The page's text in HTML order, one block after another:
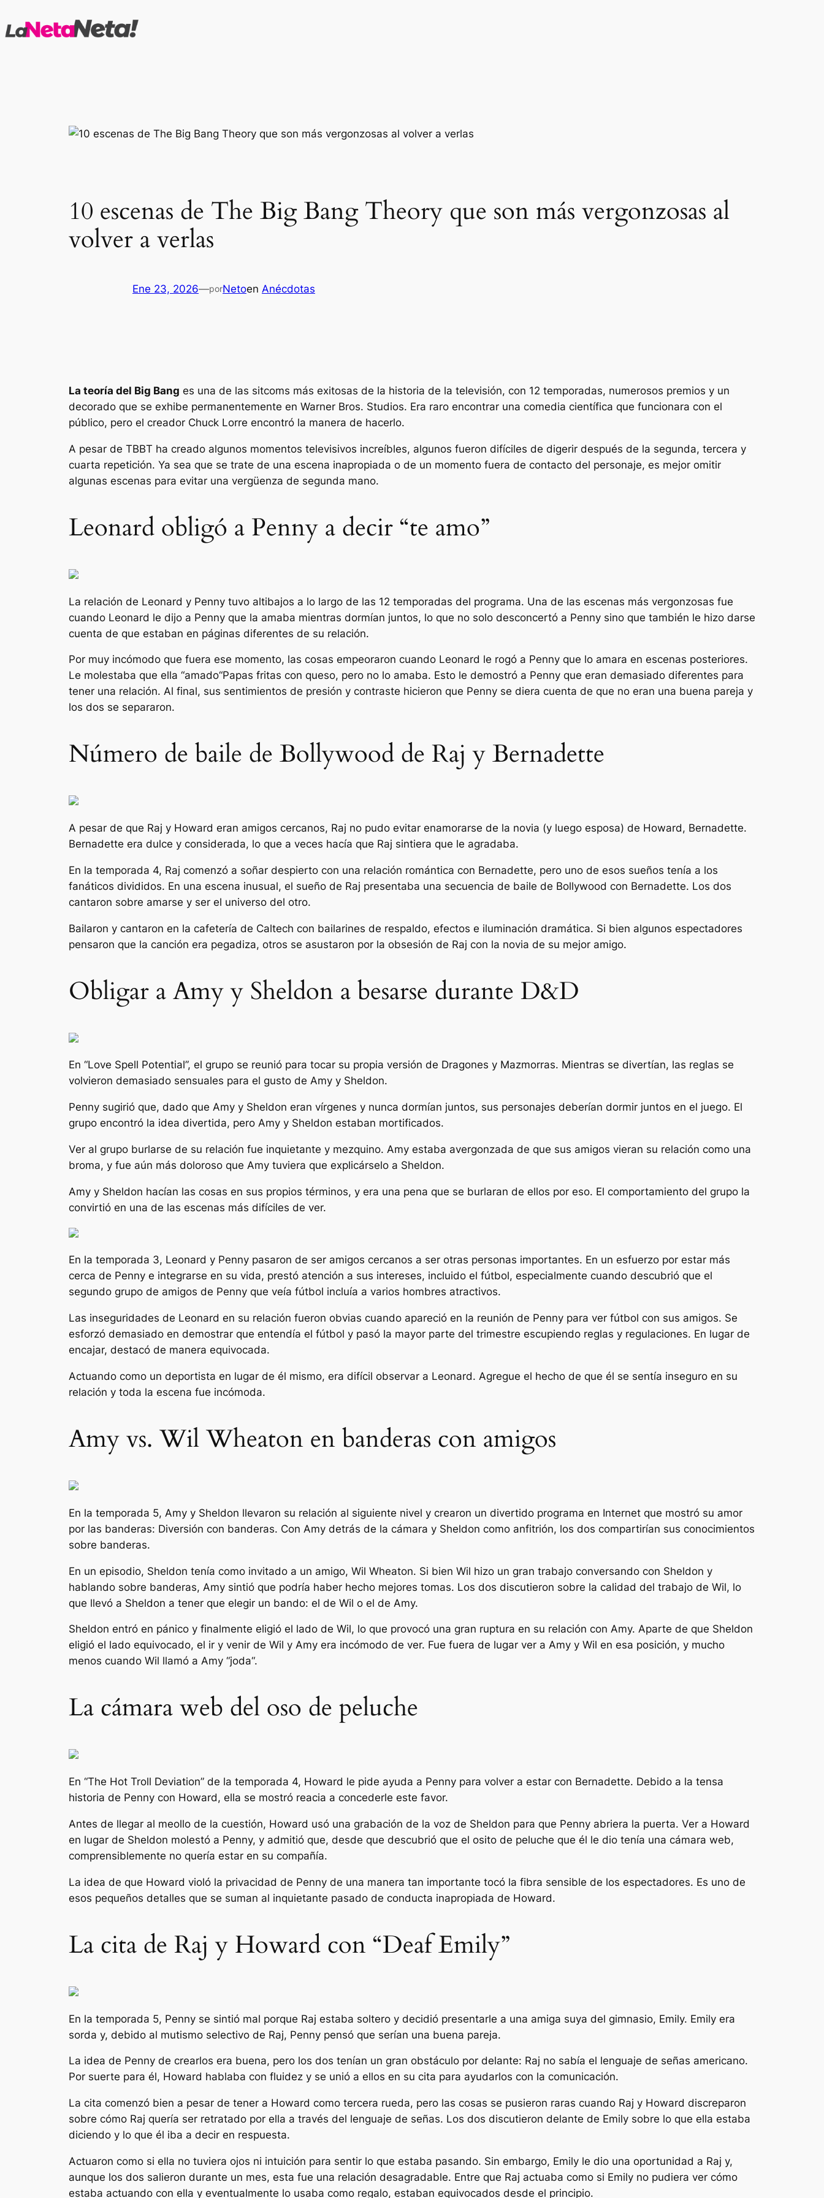
al
10 escenas de The Big Bang Theory que son más vergonzosas al
volver a verlas
Ene 23, 2026—porNetoen Anécdotas
La teoría del Big Bang es una de las sitcoms más exitosas de la historia de la televisión, con 12 temporadas, numerosos premios y un
decorado que se exhibe permanentemente en Warner Bros. Studios. Era raro encontrar una comedia científica que funcionara con el
público, pero el creador Chuck Lorre encontró la manera de hacerlo.
A pesar de TBBT ha creado algunos momentos televisivos increíbles, algunos fueron difíciles de digerir después de la segunda, tercera y
cuarta repetición. Ya sea que se trate de una escena inapropiada o de un momento fuera de contacto del personaje, es mejor omitir
algunas escenas para evitar una vergüenza de segunda mano.
Leonard obligó a Penny a decir “te amo”
La relación de Leonard y Penny tuvo altibajos a lo largo de las 12 temporadas del programa. Una de las escenas más vergonzosas fue
cuando Leonard le dijo a Penny que la amaba mientras dormían juntos, lo que no solo desconcertó a Penny sino que también le hizo darse
cuenta de que estaban en páginas diferentes de su relación.
Por muy incómodo que fuera ese momento, las cosas empeoraron cuando Leonard le rogó a Penny que lo amara en escenas posteriores.
Le molestaba que ella “amado“Papas fritas con queso, pero no lo amaba. Esto le demostró a Penny que eran demasiado diferentes para
tener una relación. Al final, sus sentimientos de presión y contraste hicieron que Penny se diera cuenta de que no eran una buena pareja y
los dos se separaron.
Número de baile de Bollywood de Raj y Bernadette
A pesar de que Raj y Howard eran amigos cercanos, Raj no pudo evitar enamorarse de la novia (y luego esposa) de Howard, Bernadette.
Bernadette era dulce y considerada, lo que a veces hacía que Raj sintiera que le agradaba.
En la temporada 4, Raj comenzó a soñar despierto con una relación romántica con Bernadette, pero uno de esos sueños tenía a los
fanáticos divididos. En una escena inusual, el sueño de Raj presentaba una secuencia de baile de Bollywood con Bernadette. Los dos
cantaron sobre amarse y ser el universo del otro.
Bailaron y cantaron en la cafetería de Caltech con bailarines de respaldo, efectos e iluminación dramática. Si bien algunos espectadores
pensaron que la canción era pegadiza, otros se asustaron por la obsesión de Raj con la novia de su mejor amigo.
Obligar a Amy y Sheldon a besarse durante D&D
En “Love Spell Potential”, el grupo se reunió para tocar su propia versión de Dragones y Mazmorras. Mientras se divertían, las reglas se
volvieron demasiado sensuales para el gusto de Amy y Sheldon.
Penny sugirió que, dado que Amy y Sheldon eran vírgenes y nunca dormían juntos, sus personajes deberían dormir juntos en el juego. El
grupo encontró la idea divertida, pero Amy y Sheldon estaban mortificados.
Ver al grupo burlarse de su relación fue inquietante y mezquino. Amy estaba avergonzada de que sus amigos vieran su relación como una
broma, y ​​fue aún más doloroso que Amy tuviera que explicárselo a Sheldon.
Amy y Sheldon hacían las cosas en sus propios términos, y era una pena que se burlaran de ellos por eso. El comportamiento del grupo la
convirtió en una de las escenas más difíciles de ver.
En la temporada 3, Leonard y Penny pasaron de ser amigos cercanos a ser otras personas importantes. En un esfuerzo por estar más
cerca de Penny e integrarse en su vida, prestó atención a sus intereses, incluido el fútbol, ​​especialmente cuando descubrió que el
segundo grupo de amigos de Penny que veía fútbol incluía a varios hombres atractivos.
Las inseguridades de Leonard en su relación fueron obvias cuando apareció en la reunión de Penny para ver fútbol con sus amigos. Se
esforzó demasiado en demostrar que entendía el fútbol y pasó la mayor parte del trimestre escupiendo reglas y regulaciones. En lugar de
encajar, destacó de manera equivocada.
Actuando como un deportista en lugar de él mismo, era difícil observar a Leonard. Agregue el hecho de que él se sentía inseguro en su
relación y toda la escena fue incómoda.
Amy vs. Wil Wheaton en banderas con amigos
En la temporada 5, Amy y Sheldon llevaron su relación al siguiente nivel y crearon un divertido programa en Internet que mostró su amor
por las banderas: Diversión con banderas. Con Amy detrás de la cámara y Sheldon como anfitrión, los dos compartirían sus conocimientos
sobre banderas.
En un episodio, Sheldon tenía como invitado a un amigo, Wil Wheaton. Si bien Wil hizo un gran trabajo conversando con Sheldon y
hablando sobre banderas, Amy sintió que podría haber hecho mejores tomas. Los dos discutieron sobre la calidad del trabajo de Wil, lo
que llevó a Sheldon a tener que elegir un bando: el de Wil o el de Amy.
Sheldon entró en pánico y finalmente eligió el lado de Wil, lo que provocó una gran ruptura en su relación con Amy. Aparte de que Sheldon
eligió el lado equivocado, el ir y venir de Wil y Amy era incómodo de ver. Fue fuera de lugar ver a Amy y Wil en esa posición, y mucho
menos cuando Wil llamó a Amy “joda“.
La cámara web del oso de peluche
En “The Hot Troll Deviation” de la temporada 4, Howard le pide ayuda a Penny para volver a estar con Bernadette. Debido a la tensa
historia de Penny con Howard, ella se mostró reacia a concederle este favor.
Antes de llegar al meollo de la cuestión, Howard usó una grabación de la voz de Sheldon para que Penny abriera la puerta. Ver a Howard
en lugar de Sheldon molestó a Penny, y admitió que, desde que descubrió que el osito de peluche que él le dio tenía una cámara web,
comprensiblemente no quería estar en su compañía.
La idea de que Howard violó la privacidad de Penny de una manera tan importante tocó la fibra sensible de los espectadores. Es uno de
esos pequeños detalles que se suman al inquietante pasado de conducta inapropiada de Howard.
La cita de Raj y Howard con “Deaf Emily”
En la temporada 5, Penny se sintió mal porque Raj estaba soltero y decidió presentarle a una amiga suya del gimnasio, Emily. Emily era
sorda y, debido al mutismo selectivo de Raj, Penny pensó que serían una buena pareja.
La idea de Penny de crearlos era buena, pero los dos tenían un gran obstáculo por delante: Raj no sabía el lenguaje de señas americano.
Por suerte para él, Howard hablaba con fluidez y se unió a ellos en su cita para ayudarlos con la comunicación.
La cita comenzó bien a pesar de tener a Howard como tercera rueda, pero las cosas se pusieron raras cuando Raj y Howard discreparon
sobre cómo Raj quería ser retratado por ella a través del lenguaje de señas. Los dos discutieron delante de Emily sobre lo que ella estaba
diciendo y lo que él iba a decir en respuesta.
Actuaron como si ella no tuviera ojos ni intuición para sentir lo que estaba pasando. Sin embargo, Emily le dio una oportunidad a Raj y,
aunque los dos salieron durante un mes, esta fue una relación desagradable. Entre que Raj actuaba como si Emily no pudiera ver cómo
estaba actuando con ella y eventualmente lo usaba como regalo, estaban equivocados desde el principio.